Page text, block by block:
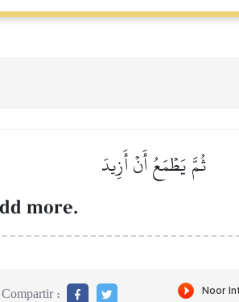
ثُمَّ يَطۡمَعُ أَنۡ أَزِيدَ
more.
Compartir :